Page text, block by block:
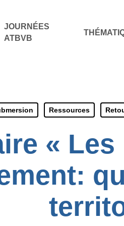
JOURNÉES
ATBVB
Ressources
«